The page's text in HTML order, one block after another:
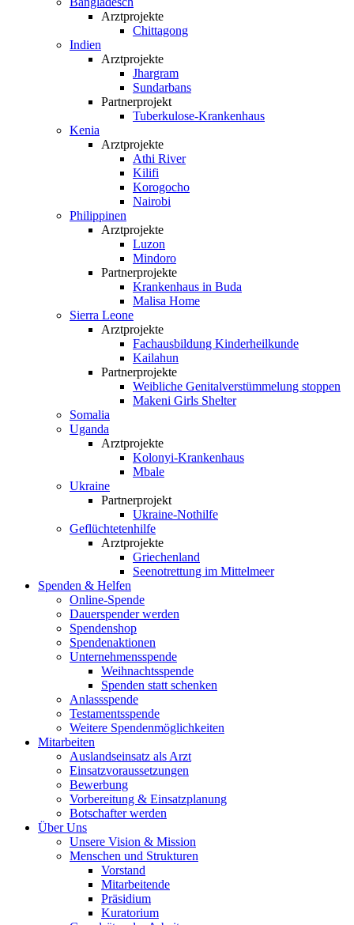
Arztprojekte
Chittagong
Indien
Arztprojekte
Jhargram
Sundarbans
Partnerprojekt
Tuberkulose-Krankenhaus
Kenia
Arztprojekte
Athi River
Kilifi
Korogocho
Nairobi
Philippinen
Arztprojekte
Luzon
Mindoro
Partnerprojekte
Krankenhaus in Buda
Malisa Home
Sierra Leone
Arztprojekte
Fachausbildung Kinderheilkunde
Kailahun
Partnerprojekte
Weibliche Genital­verstümmelung stoppen
Makeni Girls Shelter
Somalia
Uganda
Arztprojekte
Kolonyi-Krankenhaus
Mbale
Ukraine
Partnerprojekt
Ukraine-Nothilfe
Geflüchtetenhilfe
Arztprojekte
Griechenland
Seenotrettung im Mittelmeer
Spenden & Helfen
Online-Spende
Dauerspender werden
Spendenshop
Spendenaktionen
Unternehmens­spende
Weihnachtsspende
Spenden statt schenken
Anlassspende
Testamentsspende
Weitere Spenden­möglichkeiten
Mitarbeiten
Auslandseinsatz als Arzt
Einsatzvoraussetzungen
Bewerbung
Vorbereitung & Einsatzplanung
Botschafter werden
Über Uns
Unsere Vision & Mission
Menschen und Strukturen
Vorstand
Mitarbeitende
Präsidium
Kuratorium